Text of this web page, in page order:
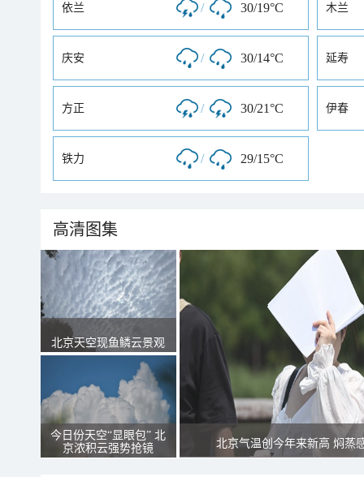
依兰 / 30/19°C 木兰
庆安 / 30/14°C 延寿
方正 / 30/21°C 伊春
铁力 / 29/15°C
高清图集
北京天空现鱼鳞云景观
今日份天空“显眼包” 北
京浓积云强势抢镜
北京气温创今年来新高 焖蒸